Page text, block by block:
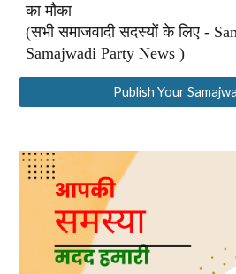
का मौका
(सभी समाजवादी सदस्यों के लिए -
Samajwadi Party News )
Publish Your